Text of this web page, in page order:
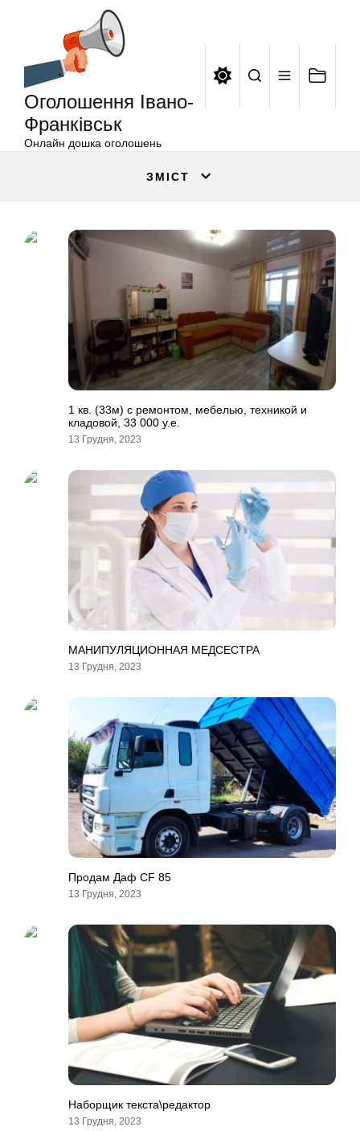
Оголошення Івано-
Франківськ
Онлайн дошка оголошень
ЗМІСТ
1 кв. (33м) с ремонтом, мебелью, техникой и
кладовой, 33 000 у.е.
13 Грудня, 2023
МАНИПУЛЯЦИОННАЯ МЕДСЕСТРА
13 Грудня, 2023
Продам Даф CF 85
13 Грудня, 2023
Наборщик текста\редактор
13 Грудня, 2023